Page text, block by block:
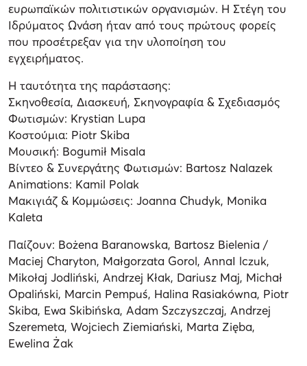
ευρωπαϊκών πολιτιστικών οργανισμών. Η Στέγη του
Ιδρύματος Ωνάση ήταν από τους πρώτους φορείς
που προσέτρεξαν για την υλοποίηση του
εγχειρήματος.
Η ταυτότητα της παράστασης:
Σκηνοθεσία, Διασκευή, Σκηνογραφία & Σχεδιασμός
Φωτισμών: Krystian Lupa
Κοστούμια: Piotr Skiba
Μουσική: Bogumił Misala
Βίντεο & Συνεργάτης Φωτισμών: Bartosz Nalazek
Animations: Kamil Polak
Μακιγιάζ & Κομμώσεις: Joanna Chudyk, Monika
Kaleta
Παίζουν: Bożena Baranowska, Bartosz Bielenia /
Maciej Charyton, Małgorzata Gorol, AnnaI lczuk,
Mikołaj Jodliński, Andrzej Kłak, Dariusz Maj, Michał
Opaliński, Marcin Pempuś, Halina Rasiakówna, Piotr
Skiba, Ewa Skibińska, Adam Szczyszczaj, Andrzej
Szeremeta, Wojciech Ziemiański, Marta Zięba,
Ewelina Żak